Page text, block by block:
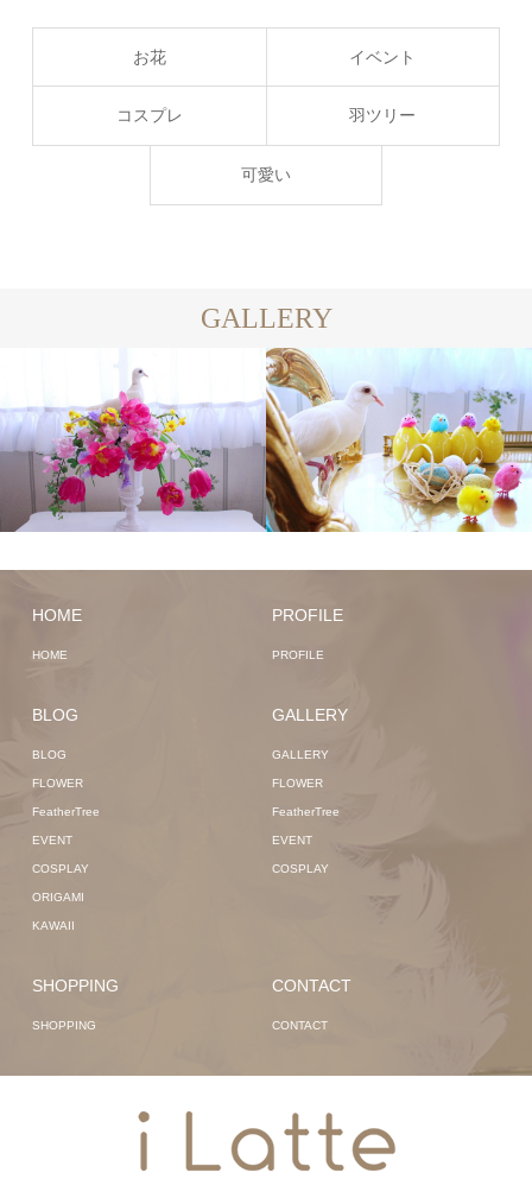
お花 イベント
コスプレ 羽ツリー
可愛い
GALLERY
HOME
HOME
PROFILE
PROFILE
BLOG
BLOG
FLOWER
FeatherTree
EVENT
COSPLAY
ORIGAMI
KAWAII
GALLERY
GALLERY
FLOWER
FeatherTree
EVENT
COSPLAY
SHOPPING
SHOPPING
CONTACT
CONTACT